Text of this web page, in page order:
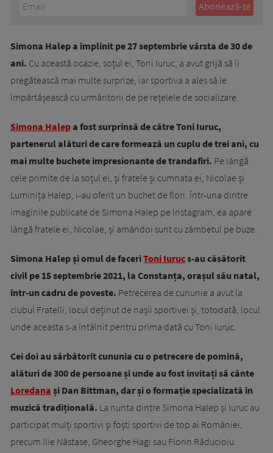
Simona Halep a împlinit pe 27 septembrie vârsta de 30 de
ani. Cu această ocazie, soțul ei, Toni Iuruc, a avut grijă să îi
pregătească mai multe surprize, iar sportiva a ales să le
împărtășească cu urmăritorii de pe rețelele de socializare.
Simona Halep a fost surprinsă de către Toni Iuruc,
partenerul alături de care formează un cuplu de trei ani, cu
mai multe buchete impresionante de trandafiri. Pe lângă
cele primite de la soțul ei, și fratele și cumnata ei, Nicolae și
Luminița Halep, i-au oferit un buchet de flori. Într-una dintre
imaginile publicate de Simona Halep pe Instagram, ea apare
lângă fratele ei, Nicolae, și amândoi sunt cu zâmbetul pe buze.
Simona Halep și omul de faceriToni Iurucs-au căsătorit
civil pe 15 septembrie 2021, la Constanța, orașul său natal,
într-un cadru de poveste. Petrecerea de cununie a avut la
clubul Fratelli, locul deținut de nașii sportivei și, totodată, locul
unde aceasta s-a întâlnit pentru prima dată cu Toni Iuruc.
Cei doi au sărbătorit cununia cu o petrecere de pomină,
alături de 300 de persoane și unde au fost invitați să cânte
Loredana și Dan Bittman, dar și o formație specializată în
muzică tradițională. La nunta dintre Simona Halep și Iuruc au
participat mulți sportivi și foști sportivi de top ai României,
precum Ilie Năstase, Gheorghe Hagi sau Florin Răducioiu.